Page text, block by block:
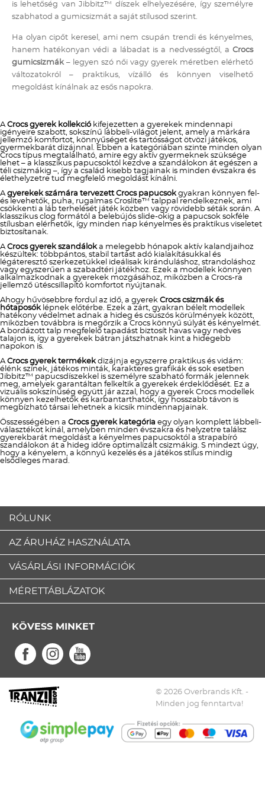
is lehetőség van Jibbitz™ díszek elhelyezésére, így személyre
szabhatod a gumicsizmát a saját stílusod szerint.
Ha olyan cipőt keresel, ami nem csupán trendi és kényelmes,
hanem hatékonyan védi a lábadat is a nedvességtől, a Crocs
gumicsizmák– legyen szó női vagy gyerek méretben elérhető
változatokról – praktikus, vízálló és könnyen viselhető
megoldást kínálnak az esős napokra.
ACrocs gyerek kollekció kifejezetten a gyerekek mindennapi
igényeire szabott, sokszínű lábbeli-világot jelent, amely a márkára
jellemző komfortot, könnyűséget és tartósságot ötvözi játékos,
gyermekbarát dizájnnal. Ebben a kategóriában szinte minden olyan
Crocs típus megtalálható, amire egy aktív gyermeknek szüksége
lehet – a klasszikus papucsoktól kezdve a szandálokon át egészen a
téli csizmákig –, így a család kisebb tagjainak is minden évszakra és
élethelyzetre tud megfelelő megoldást kínálni.
Agyerekek számára tervezett Crocs papucsokgyakran könnyen fel-
és levehetők, puha, rugalmas Croslite™ talppal rendelkeznek, ami
csökkenti a láb terhelését játék közben vagy rövidebb séták során. A
klasszikus clog formától a belebújós slide-okig a papucsok sokféle
stílusban elérhetők, így minden nap kényelmes és praktikus viseletet
biztosítanak.
ACrocs gyerek szandáloka melegebb hónapok aktív kalandjaihoz
készültek: többpántos, stabil tartást adó kialakításukkal és
légáteresztő szerkezetükkel ideálisak kiránduláshoz, strandoláshoz
vagy egyszerűen a szabadtéri játékhoz. Ezek a modellek könnyen
alkalmazkodnak a gyerekek mozgásához, miközben a Crocs-ra
jellemző ütéscsillapító komfortot nyújtanak.
Ahogy hűvösebbre fordul az idő, a gyerek Crocs csizmák és
hótaposóklépnek előtérbe. Ezek a zárt, gyakran bélelt modellek
hatékony védelmet adnak a hideg és csúszós körülmények között,
miközben továbbra is megőrzik a Crocs könnyű súlyát és kényelmét.
A bordázott talp megfelelő tapadást biztosít havas vagy nedves
talajon is, így a gyerekek bátran játszhatnak kint a hidegebb
napokon is.
ACrocs gyerek termékekdizájnja egyszerre praktikus és vidám:
élénk színek, játékos minták, karakteres grafikák és sok esetben
Jibbitz™ papucsdíszekkel is személyre szabható formák jelennek
meg, amelyek garantáltan felkeltik a gyerekek érdeklődését. Ez a
vizuális sokszínűség együtt jár azzal, hogy a gyerek Crocs modellek
könnyen kezelhetők és karbantarthatók, így hosszabb távon is
megbízható társai lehetnek a kicsik mindennapjainak.
Összességében a Crocs gyerek kategória egy olyan komplett lábbeli-
választékot kínál, amelyben minden évszakra és helyzetre találsz
gyerekbarát megoldást a kényelmes papucsoktól a strapabíró
szandálokon át a hideg időre optimalizált csizmákig. S mindezt úgy,
hogy a kényelem, a könnyű kezelés és a játékos stílus mindig
elsődleges marad.
RÓLUNK
AZ ÁRUHÁZ HASZNÁLATA
VÁSÁRLÁSI INFORMÁCIÓK
MÉRETTÁBLÁZATOK
KÖVESS MINKET
© 2026 Overbrands Kft. -
Minden jog fenntartva!